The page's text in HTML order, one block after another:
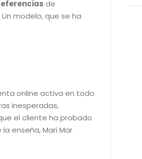
de
modelo, que se ha
online activa en todo
inesperadas,
el cliente ha probado
enseña, Mari Mar